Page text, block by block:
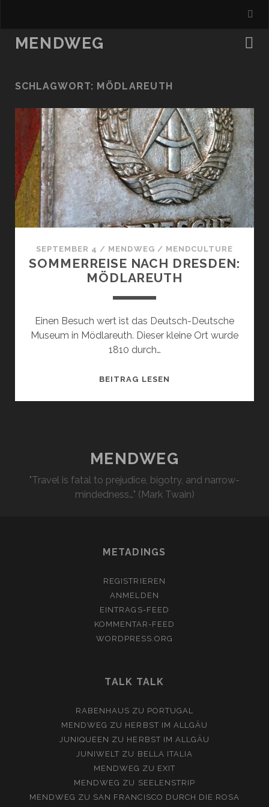
MENDWEG
SCHLAGWORT: MÖDLAREUTH
SEPTEMBER 4 / MENDWEG / MENDCULTURE
SOMMERREISE NACH DRESDEN:
MÖDLAREUTH
Einen Besuch wert ist das Deutsch-Deutsche
Museum in Mödlareuth. Dieser kleine Ort wurde
1810 durch…
BEITRAG LESEN
MENDWEG
"Travel is fatal to prejudice, bigotry, and narrow-
mindedness…" (Mark Twain)
METADINGS
REGISTRIEREN
ANMELDEN
EINTRAGS-FEED
KOMMENTAR-FEED
WORDPRESS.ORG
TALK TALK
RABENHAUS ZU PORTUGAL
MENDWEG ZU HERBST IM ALLGÄU
JUNIQUEEN ZU HERBST IM ALLGÄU
JUNIWELT ZU BELLA ITALIA
MENDWEG ZU EXIT
MENDWEG ZU SEELENSTRIP
MENDWEG ZU SAN FRANCISCO DURCH DIE ROSA